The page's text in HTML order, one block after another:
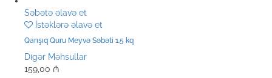
Səbətə əlavə et
İstəklərə əlavə et
Qarışıq Quru Meyvə Səbəti 1.5 kq
Digər Məhsullar
159,00 ₼